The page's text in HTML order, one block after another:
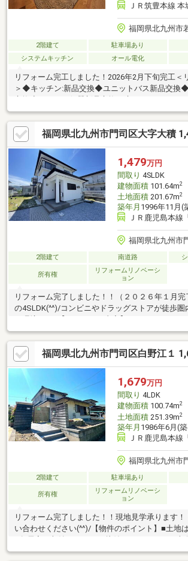
ＪＲ筑豊本線
福岡県北九州市
2階建て 駐車場あり
システムキッチン
オール電化
リフォーム完工しました！2026年2月下旬完工＜
＞◆キッチン:新品交換◆ユニットバス新品交換◆
室：壁・天井クロス貼り替え◆洋室：床フロア
室：畳表替え、襖・障子張替え◆玄関ドア鍵交換
◆室内クリーニング ◆白蟻防除工事◆庭木剪定
福岡県北九州市門司区大字大積
1,479万円
間取り 4SLDK
建物面積101.64m2
土地面積201.67m2
築年月 1996年11月(
ＪＲ鹿児島本線
福岡県北九州市
2階建て 南道路
所有権
リフォームリノベーシ
ョン
リフォーム完了しました！！（２０２６年１月
の4SLDK(^^)/コンビニやドラッグストアが徒歩圏
イレ交換■一部建具交換・新設■一部建具→壁新
ス張替え■フローリング上張り■CF上張り■防蟻
グ■スイッチ・コンセント交換■シーリング交換■
装■全網戸張替え現地見学受付中！！是非お気軽
ください(^^)/
福岡県北九州市門司区白野江１
1,679万円
間取り 4LDK
建物面積100.74m2
土地面積251.39m2
築年月 1986年6月(
ＪＲ鹿児島本線
福岡県北九州市
2階建て 駐車場あり
所有権
リフォームリノベーシ
ョン
リフォーム完了しました！！現地見学承ります！
い合わせください(^^)/【物件のポイント】■土地
庭！■お車2台駐車可能♪【リフォーム内容】■キ